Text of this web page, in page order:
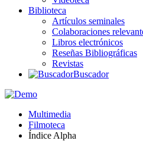
Biblioteca
Artículos seminales
Colaboraciones
Libros electrónicos
Reseñas Bibliográficas
Revistas
Buscador
Multimedia
Filmoteca
Índice Alpha